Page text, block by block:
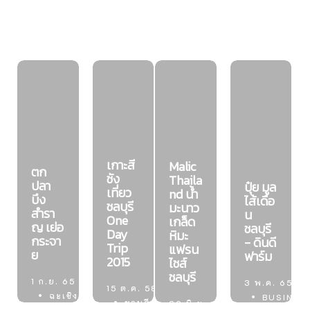
ตก
ปลา
บึง
สำรา
ญ เย่อ
กระจา
ย
1 ก.ย. 65
ฉะเชิงเทรา
เกาะสี
ชัง
เที่ยว
ชลบุรี
One
Day
Trip
2015
15 ต.ค. 58
ชลบุรี
Malic
Thaila
nd น้ำ
มะนาว
เกล็ด
หิมะ
แฟรน
ไชส์
ชลบุรี
29 มิ.ย. 65
ปุ๋ย มูล
ไส้เดือ
น
ชลบุรี
- ดินดี
ฟาร์ม
3 พ.ค. 65